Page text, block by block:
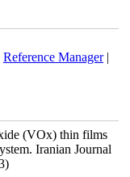
|Reference Manager
(VOx) thin films
Iranian Journal